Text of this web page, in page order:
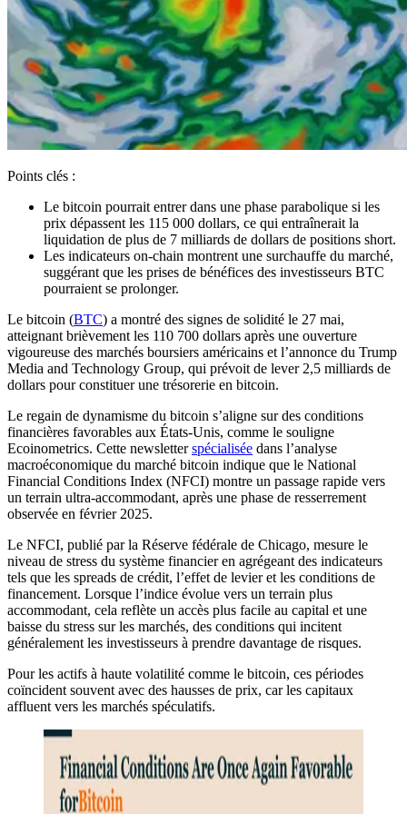
Points clés :
Le bitcoin pourrait entrer dans une phase parabolique si les
prix dépassent les 115 000 dollars, ce qui entraînerait la
liquidation de plus de 7 milliards de dollars de positions short.
Les indicateurs on-chain montrent une surchauffe du marché,
suggérant que les prises de bénéfices des investisseurs BTC
pourraient se prolonger.
Le bitcoin (BTC) a montré des signes de solidité le 27 mai,
atteignant brièvement les 110 700 dollars après une ouverture
vigoureuse des marchés boursiers américains et l’annonce du Trump
Media and Technology Group, qui prévoit de lever 2,5 milliards de
dollars pour constituer une trésorerie en bitcoin.
Le regain de dynamisme du bitcoin s’aligne sur des conditions
financières favorables aux États-Unis, comme le souligne
Ecoinometrics. Cette newsletterspécialisée dans l’analyse
macroéconomique du marché bitcoin indique que le National
Financial Conditions Index (NFCI) montre un passage rapide vers
un terrain ultra-accommodant, après une phase de resserrement
observée en février 2025.
Le NFCI, publié par la Réserve fédérale de Chicago, mesure le
niveau de stress du système financier en agrégeant des indicateurs
tels que les spreads de crédit, l’effet de levier et les conditions de
financement. Lorsque l’indice évolue vers un terrain plus
accommodant, cela reflète un accès plus facile au capital et une
baisse du stress sur les marchés, des conditions qui incitent
généralement les investisseurs à prendre davantage de risques.
Pour les actifs à haute volatilité comme le bitcoin, ces périodes
coïncident souvent avec des hausses de prix, car les capitaux
affluent vers les marchés spéculatifs.